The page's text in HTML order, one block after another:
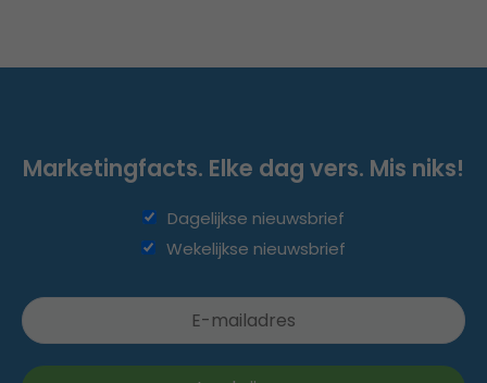
Marketingfacts. Elke dag vers. Mis niks!
Dagelijkse nieuwsbrief
Wekelijkse nieuwsbrief